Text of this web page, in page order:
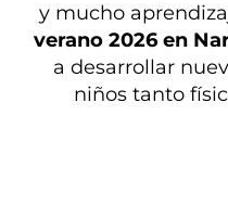
y mucho
verano 2026 en
a desarrollar
niños tanto